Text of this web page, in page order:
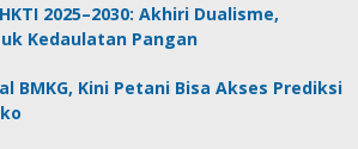
2025–2030: Akhiri Dualisme,
Kedaulatan Pangan
BMKG, Kini Petani Bisa Akses Prediksi